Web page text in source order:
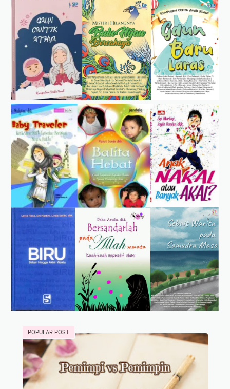
POPULAR POST